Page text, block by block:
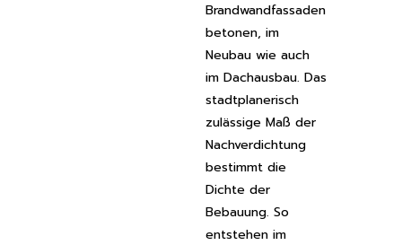
Brandwandfassaden
betonen, im
Neubau wie auch
im Dachausbau. Das
stadtplanerisch
zulässige Maß der
Nachverdichtung
bestimmt die
Dichte der
Bebauung. So
entstehen im